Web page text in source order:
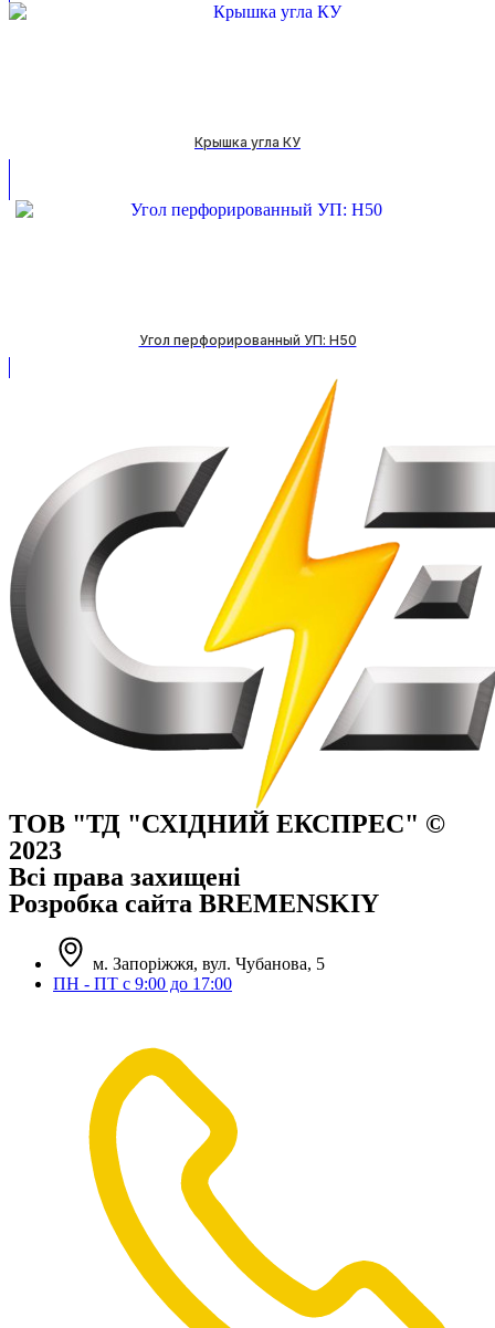
Крышка угла КУ
Угол перфорированный УП: H50
ТОВ "ТД "СХІДНИЙ ЕКСПРЕС" ©
2023
Всі права захищені
Розробка сайта BREMENSKIY
м. Запоріжжя, вул. Чубанова, 5
ПН - ПТ с 9:00 до 17:00